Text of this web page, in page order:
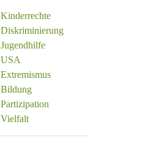
Kinderrechte
Diskriminierung
Jugendhilfe
USA
Extremismus
Bildung
Partizipation
Vielfalt